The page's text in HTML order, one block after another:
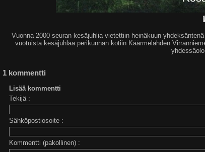
Vuonna 2000 seuran kesäjuhlia vietettiin heinäkuun
vuotuista kesäjuhlaa perikunnan kotiin Käärmelahden
1 kommentti
Lisää kommentti
Tekijä :
Sähköpostiosoite :
Kommentti (pakollinen) :